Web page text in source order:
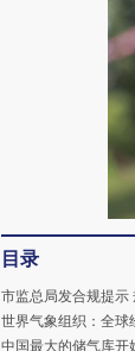
目录
世界气象组织：全球
中国最大的储气库开